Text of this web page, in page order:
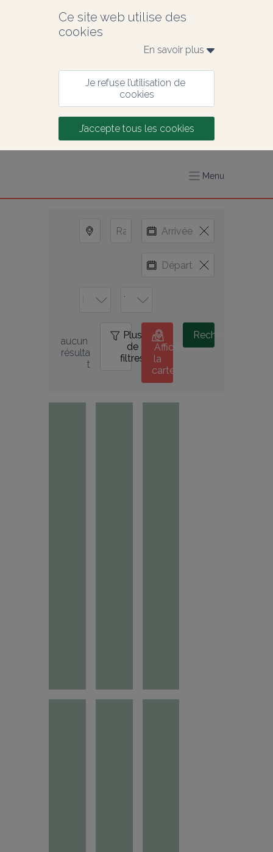
Ce site web utilise des
cookies
En savoir plus
Je refuse l’utilisation de
cookies
J’accepte tous les cookies
Menu
aucun
résulta
t
Plus
de
filtres
Afficher
la
carte
Rechercher